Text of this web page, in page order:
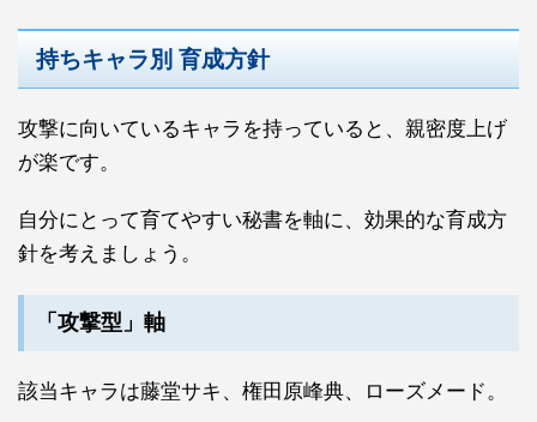
持ちキャラ別 育成方針
攻撃に向いているキャラを持っていると、親密度上げ
が楽です。
自分にとって育てやすい秘書を軸に、効果的な育成方
針を考えましょう。
「攻撃型」軸
該当キャラは藤堂サキ、権田原峰典、ローズメード。